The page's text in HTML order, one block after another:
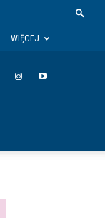
WIĘCEJ